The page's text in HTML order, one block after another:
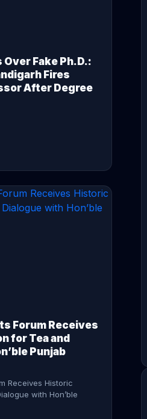
Over Fake Ph.D.:
Fires
After Degree
Forum Receives
for Tea and
Punjab
Receives Historic
with Hon’ble